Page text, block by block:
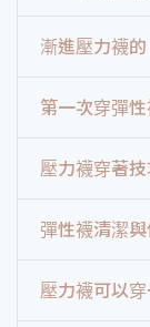
漸進壓力襪
第一次穿彈
壓力襪穿著
彈性襪清潔
壓力襪可以